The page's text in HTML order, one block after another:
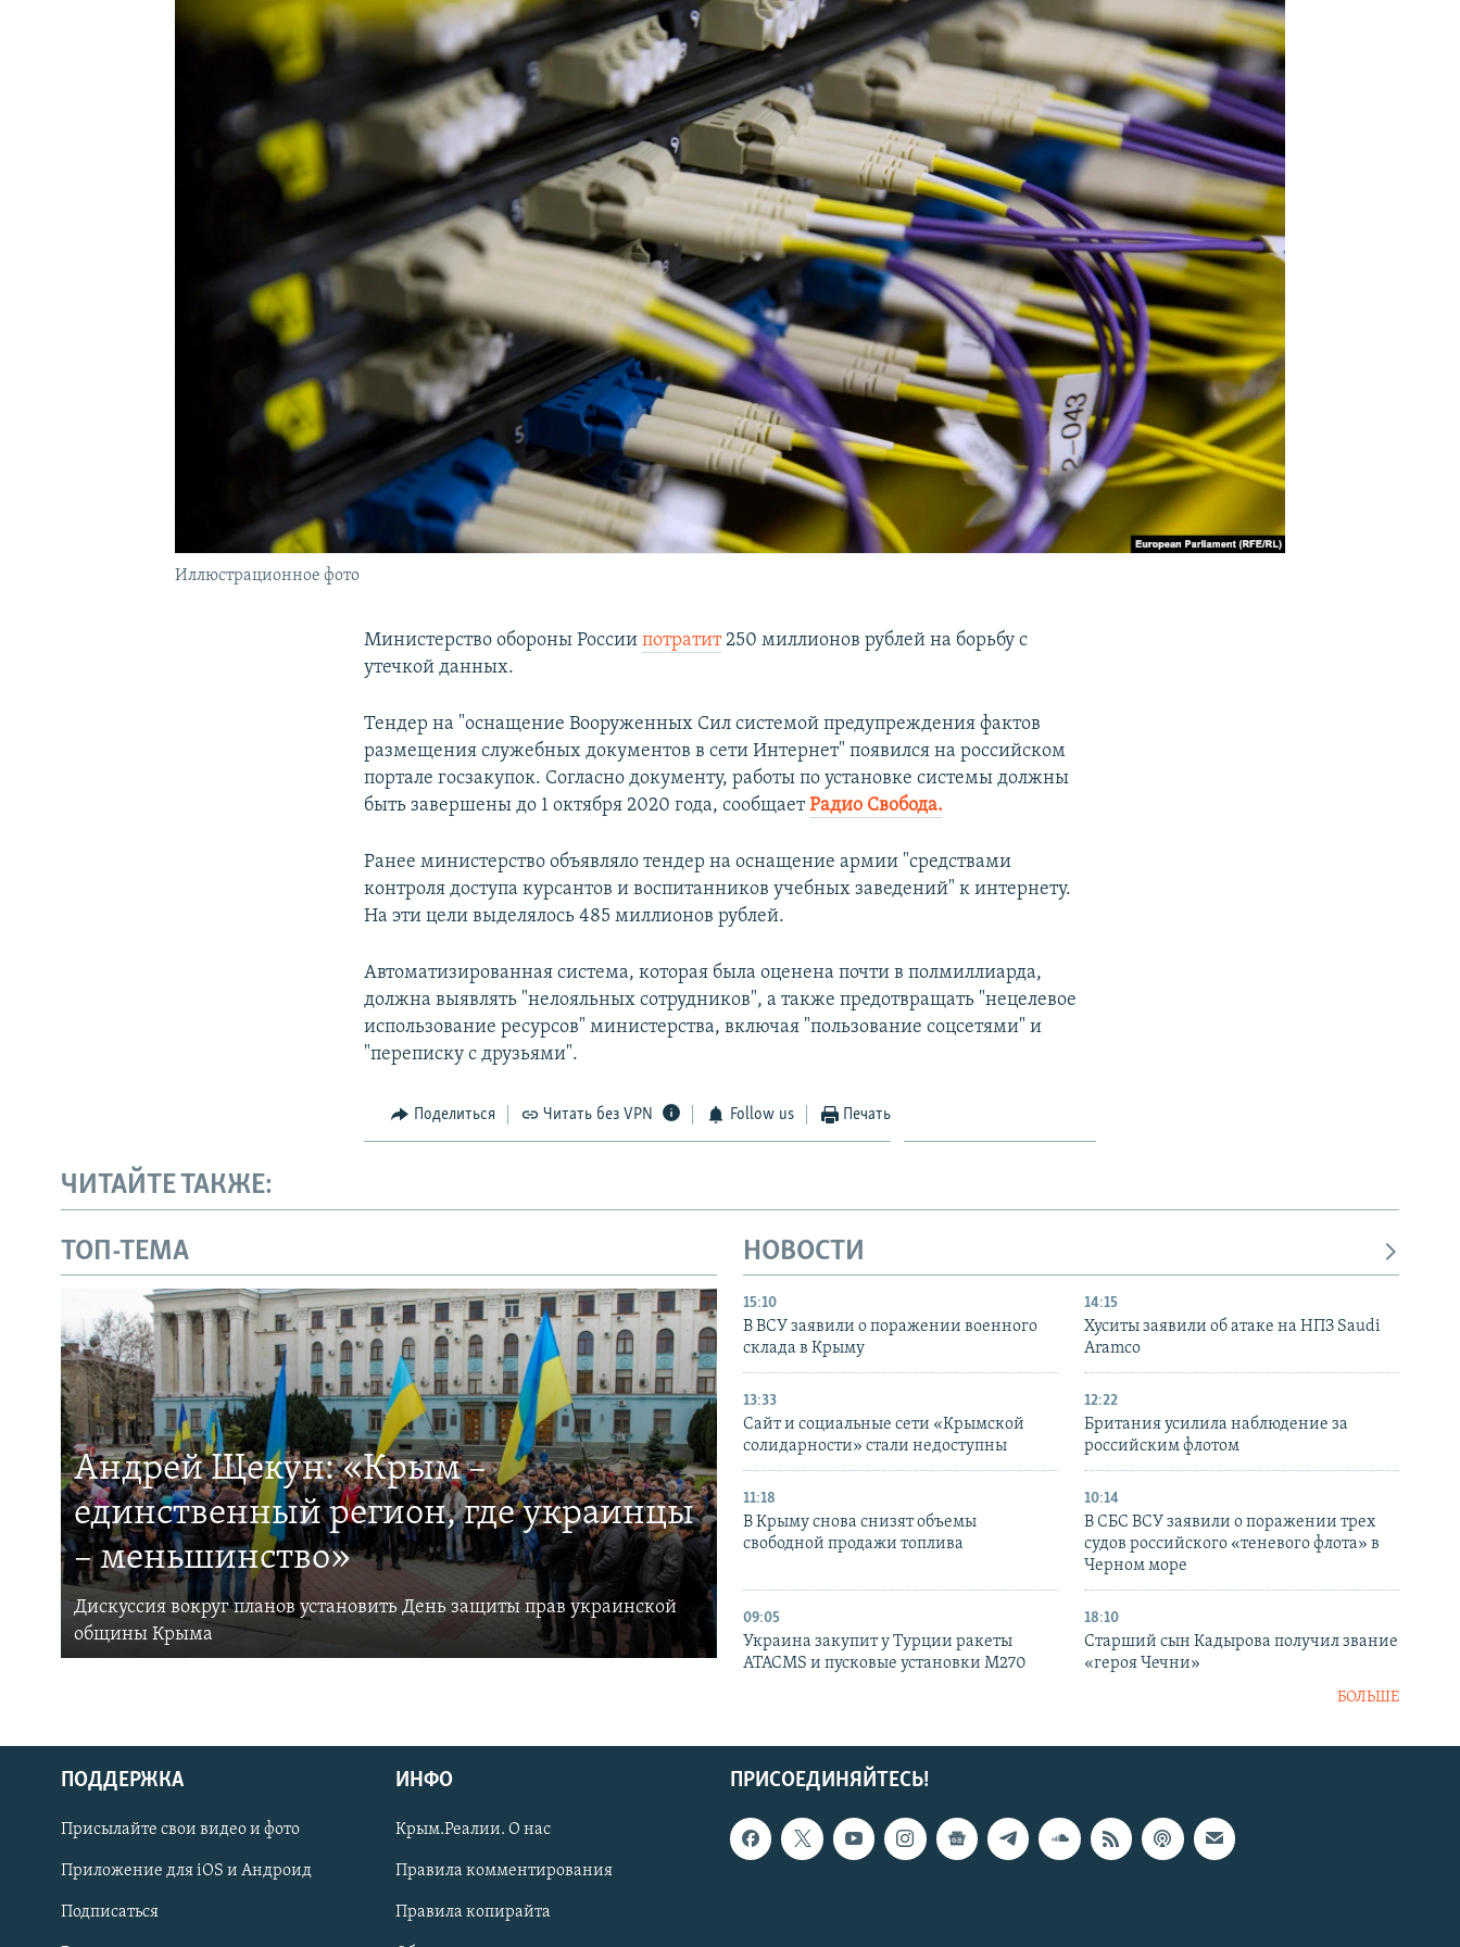
УКРАИНСКАЯ ПРОБЛЕМА КРЫМА
Українською
Qırımtatar
ПРИСОЕДИНЯЙТЕСЬ!
Иллюстрационное фото
Министерство обороны Россиипотратит250 миллионов рублей на борьбу с
утечкой данных.
Тендер на "оснащение Вооруженных Сил системой предупреждения фактов
размещения служебных документов в сети Интернет" появился на российском
портале госзакупок. Согласно документу, работы по установке системы должны
быть завершены до 1 октября 2020 года, сообщаетРадио Свобода.
Ранее министерство объявляло тендер на оснащение армии "средствами
контроля доступа курсантов и воспитанников учебных заведений" к интернету.
На эти цели выделялось 485 миллионов рублей.
Автоматизированная система, которая была оценена почти в полмиллиарда,
должна выявлять "нелояльных сотрудников", а также предотвращать "нецелевое
использование ресурсов" министерства, включая "пользование соцсетями" и
"переписку с друзьями".
Поделиться Читать без VPN Follow us Печать
ЧИТАЙТЕ ТАКЖЕ:
ТОП-ТЕМА
Андрей Щекун: «Крым –
единственный регион, где украинцы
– меньшинство»
Дискуссия вокруг планов установить День защиты прав украинской
общины Крыма
НОВОСТИ
15:10
В ВСУ заявили о поражении военного
склада в Крыму
14:15
Хуситы заявили об атаке на НПЗ Saudi
Aramco
13:33
Сайт и социальные сети «Крымской
солидарности» стали недоступны
12:22
Британия усилила наблюдение за
российским флотом
11:18
В Крыму снова снизят объемы
свободной продажи топлива
10:14
В СБС ВСУ заявили о поражении трех
судов российского «теневого флота» в
Черном море
09:05
Украина закупит у Турции ракеты
ATACMS и пусковые установки M270
18:10
Старший сын Кадырова получил звание
«героя Чечни»
БОЛЬШЕ
ПРИСОЕДИНЯЙТЕСЬ!
ПОДДЕРЖКА
Присылайте свои видео и фото
Приложение для iOS и Андроид
Подписаться
ИНФО
Крым.Реалии. О нас
Правила комментирования
Правила копирайта